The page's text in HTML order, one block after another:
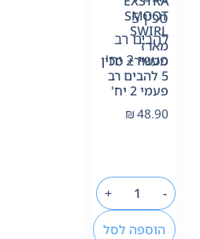
SMOOT
SWIRL
מארז
מכשיר+ סכין
5 להבים רב
פעמי 2 יח'
₪48.90
-
+
הוספה לסל